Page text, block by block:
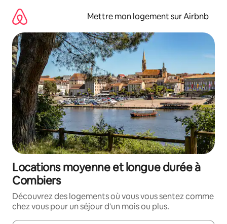
directement
contenu
Mettre mon logement sur Airbnb
Locations moyenne et longue durée à
Combiers
Découvrez des logements où vous vous sentez comme
chez vous pour un séjour d'un mois ou plus.